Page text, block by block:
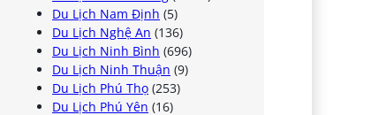
Du Lịch Nam Định (5)
Du Lịch Nghệ An (136)
Du Lịch Ninh Bình (696)
Du Lịch Ninh Thuận (9)
Du Lịch Phú Thọ (253)
Du Lịch Phú Yên (16)